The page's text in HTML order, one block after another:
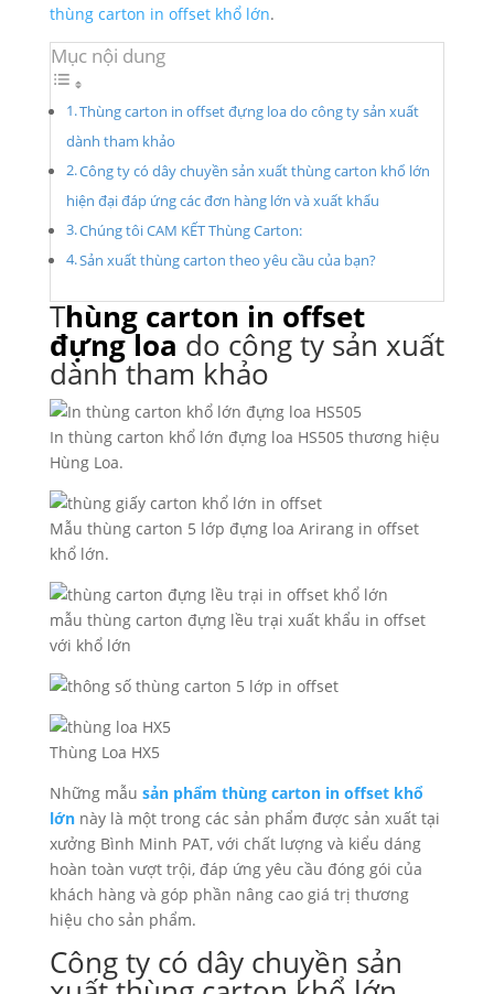
thùng carton in offset khổ lớn.
Mục nội dung
Thùng carton in offset đựng loa do công ty sản xuất
dành tham khảo
Công ty có dây chuyền sản xuất thùng carton khổ lớn
hiện đại đáp ứng các đơn hàng lớn và xuất khẩu
Chúng tôi CAM KẾT Thùng Carton:
Sản xuất thùng carton theo yêu cầu của bạn?
Thùng carton in offset
đựng loa do công ty sản xuất
dành tham khảo
In thùng carton khổ lớn đựng loa HS505 thương hiệu
Hùng Loa.
Mẫu thùng carton 5 lớp đựng loa Arirang in offset
khổ lớn.
mẫu thùng carton đựng lều trại xuất khẩu in offset
với khổ lớn
Thùng Loa HX5
Những mẫu sản phẩm thùng carton in offset khổ
lớnnày là một trong các sản phẩm được sản xuất tại
xưởng Bình Minh PAT, với chất lượng và kiểu dáng
hoàn toàn vượt trội, đáp ứng yêu cầu đóng gói của
khách hàng và góp phần nâng cao giá trị thương
hiệu cho sản phẩm.
Công ty có dây chuyền sản